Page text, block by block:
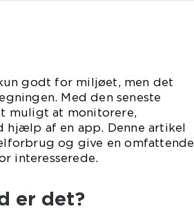
godt for miljøet, men det
Med den seneste
muligt at monitorere,
af en app. Denne artikel
og give en omfattende
interesserede.
er det?